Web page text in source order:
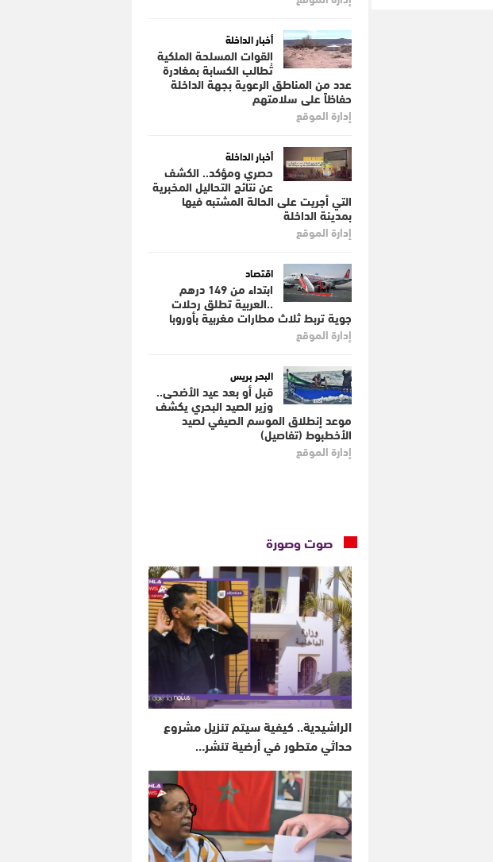
أخبار الداخلة
القوات المسلحة الملكية
تُطالب الكسابة بمغادرة
عدد من المناطق الرعوية بجهة الداخلة
حفاظاً على سلامتهم
إدارة الموقع
أخبار الداخلة
حصري ومؤكد.. الكشف
عن نتائج التحاليل المخبرية
التي أجريت على الحالة المشتبه فيها
بمدينة الداخلة
إدارة الموقع
اقتصاد
ابتداء من 149 درهم
..العربية تطلق رحلات
جوية تربط ثلاث مطارات مغربية بأوروبا
إدارة الموقع
البحر بريس
قبل أو بعد عيد الأضحى..
وزير الصيد البحري يكشف
موعد إنطلاق الموسم الصيفي لصيد
الأخطبوط (تفاصيل)
إدارة الموقع
صوت وصورة
الراشيدية.. كيفية سيتم تنزيل مشروع
حداثي متطور في أرضية تنشر…